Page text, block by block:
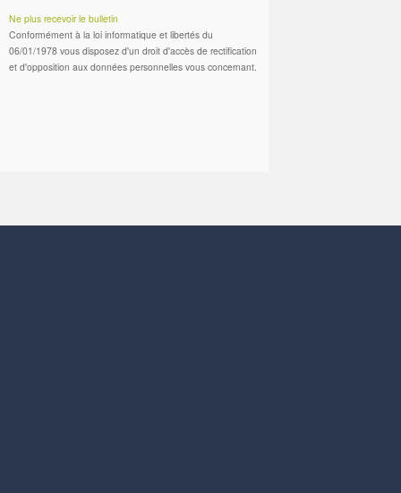
Ne plus recevoir le bulletin
Conformément à la loi informatique et libertés du
06/01/1978 vous disposez d'un droit d'accès de rectification
et d'opposition aux données personnelles vous concernant.